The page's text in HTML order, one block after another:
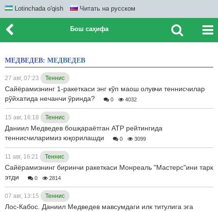
Lotinchada o'qish Читать на русском
Бош саҳифа
МЕДВЕДЕВ: МЕДВЕДЕВ
27 авг, 07:23 Теннис
Сайёрамизнинг 1-ракеткаси энг кўп маош олувчи теннисчилар
рўйхатида нечанчи ўринда?
0 4032
15 авг, 16:18 Теннис
Даниил Медведев бошқараётган АТР рейтингида
теннисчиларимиз юқорилашди
0 3099
11 авг, 16:21 Теннис
Сайёрамизнинг биринчи ракеткаси Монреаль "Мастерс"ини тарк
этди
0 2814
07 авг, 13:15 Теннис
Лос-Кабос. Даниил Медведев мавсумдаги илк титулига эга